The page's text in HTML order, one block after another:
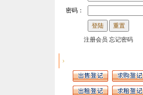
密码：
注册会员 忘记密码